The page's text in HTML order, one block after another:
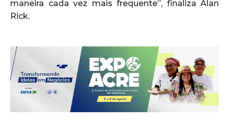
maneira cada vez mais frequente”, finaliza Alan
Rick.